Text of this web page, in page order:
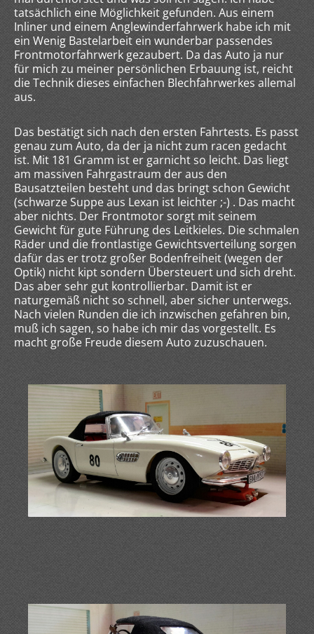
tatsächlich eine Möglichkeit gefunden. Aus einem
Inliner und einem Anglewinderfahrwerk habe ich mit
ein Wenig Bastelarbeit ein wunderbar passendes
Frontmotorfahrwerk gezaubert. Da das Auto ja nur
für mich zu meiner persönlichen Erbauung ist, reicht
die Technik dieses einfachen Blechfahrwerkes allemal
aus.
Das bestätigt sich nach den ersten Fahrtests. Es passt
genau zum Auto, da der ja nicht zum racen gedacht
ist. Mit 181 Gramm ist er garnicht so leicht. Das liegt
am massiven Fahrgastraum der aus den
Bausatzteilen besteht und das bringt schon Gewicht
(schwarze Suppe aus Lexan ist leichter ;-) . Das macht
aber nichts. Der Frontmotor sorgt mit seinem
Gewicht für gute Führung des Leitkieles. Die schmalen
Räder und die frontlastige Gewichtsverteilung sorgen
dafür das er trotz großer Bodenfreiheit (wegen der
Optik) nicht kipt sondern Übersteuert und sich dreht.
Das aber sehr gut kontrollierbar. Damit ist er
naturgemäß nicht so schnell, aber sicher unterwegs.
Nach vielen Runden die ich inzwischen gefahren bin,
muß ich sagen, so habe ich mir das vorgestellt. Es
macht große Freude diesem Auto zuzuschauen.